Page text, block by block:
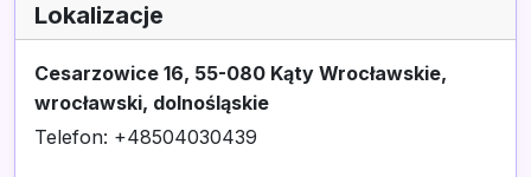
Lokalizacje
Cesarzowice 16, 55-080 Kąty Wrocławskie,
wrocławski, dolnośląskie
Telefon: +48504030439